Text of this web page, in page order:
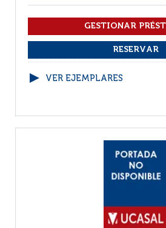
VER EJEMPLARES